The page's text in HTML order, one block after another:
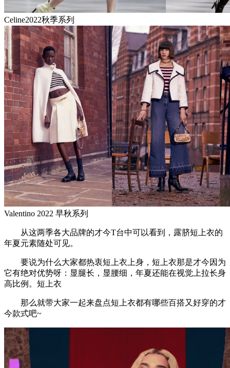
Celine2022秋季系列
Valentino 2022 早秋系列
从这两季各大品牌的才今T台中可以看到，露脐短上衣的
年夏元素随处可见。
要说为什么大家都热衷短上衣上身，短上衣那是才今因为
它有绝对优势呀：显腿长，显腰细，年夏还能在视觉上拉长身
高比例。短上衣
那么就带大家一起来盘点短上衣都有哪些百搭又好穿的才
今款式吧~